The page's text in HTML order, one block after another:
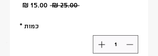
‏25.00 ‏₪
מחיר
כמות *